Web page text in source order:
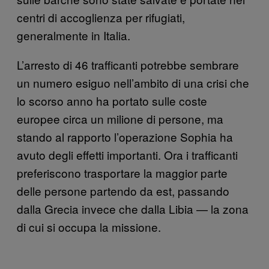
centri di accoglienza per rifugiati,
generalmente in Italia.
L’arresto di 46 trafficanti potrebbe sembrare
un numero esiguo nell’ambito di una crisi che
lo scorso anno ha portato sulle coste
europee circa un milione di persone, ma
stando al rapporto l’operazione Sophia ha
avuto degli effetti importanti. Ora i trafficanti
preferiscono trasportare la maggior parte
delle persone partendo da est, passando
dalla Grecia invece che dalla Libia — la zona
di cui si occupa la missione.